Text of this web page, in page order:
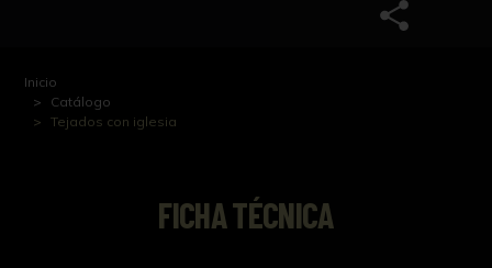
Inicio
Catálogo
Tejados con iglesia
FICHA TÉCNICA